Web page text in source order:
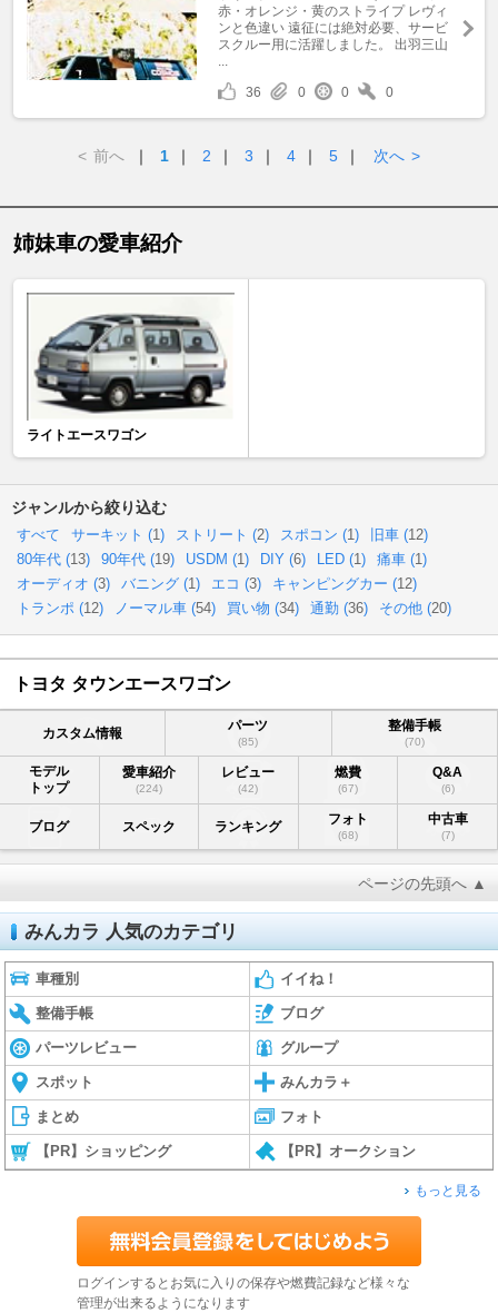
赤・オレンジ・黄のストライプ レヴィ
ンと色違い 遠征には絶対必要、サービ
スクルー用に活躍しました。 出羽三山
36
0 0 0
< 前へ ｜ 1 ｜ 2 ｜ 3 ｜ 4 ｜ 5 ｜ 次へ >
姉妹車の愛車紹介
ライトエースワゴン
ジャンルから絞り込む
すべて サーキット (1) ストリート (2) スポコン (1) 旧車 (12)
80年代 (13) 90年代 (19) USDM (1) DIY (6) LED (1) 痛車 (1)
オーディオ (3) バニング (1) エコ (3) キャンピングカー (12)
トランポ (12) ノーマル車 (54) 買い物 (34) 通勤 (36) その他 (20)
トヨタ タウンエースワゴン
カスタム情報 パーツ
(85)
整備手帳
(70)
モデル
トップ
愛車紹介
(224)
レビュー
(42)
燃費
(67)
Q&A
(6)
ブログ スペック ランキング フォト
(68)
中古車
(7)
ページの先頭へ ▲
みんカラ 人気のカテゴリ
車種別 イイね！
整備手帳 ブログ
パーツレビュー グループ
スポット みんカラ＋
まとめ フォト
【PR】ショッピング 【PR】オークション
もっと見る
ログインするとお気に入りの保存や燃費記録など様々な
管理が出来るようになります